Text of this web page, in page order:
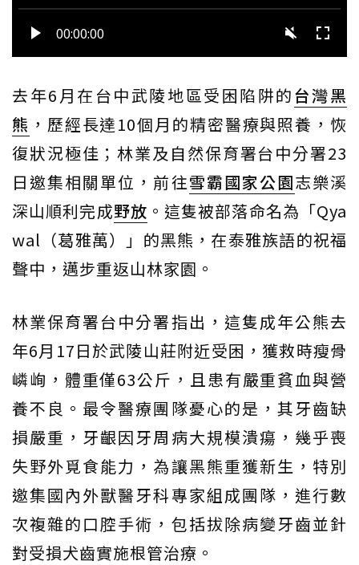
去年6月在台中武陵地區受困陷阱的台灣黑
熊 ，歷經長達10個月的精密醫療與照養，恢
復狀況極佳；林業及自然保育署台中分署23
日邀集相關單位，前往雪霸國家公園志樂溪
深山順利完成野放 。這隻被部落命名為「Qya
wal（葛雅萬）」的黑熊，在泰雅族語的祝福
聲中，邁步重返山林家園。
林業保育署台中分署指出，這隻成年公熊去
年6月17日於武陵山莊附近受困，獲救時瘦骨
嶙峋，體重僅63公斤，且患有嚴重貧血與營
養不良。最令醫療團隊憂心的是，其牙齒缺
損嚴重，牙齦因牙周病大規模潰瘍，幾乎喪
失野外覓食能力，為讓黑熊重獲新生，特別
邀集國內外獸醫牙科專家組成團隊，進行數
次複雜的口腔手術，包括拔除病變牙齒並針
對受損犬齒實施根管治療。